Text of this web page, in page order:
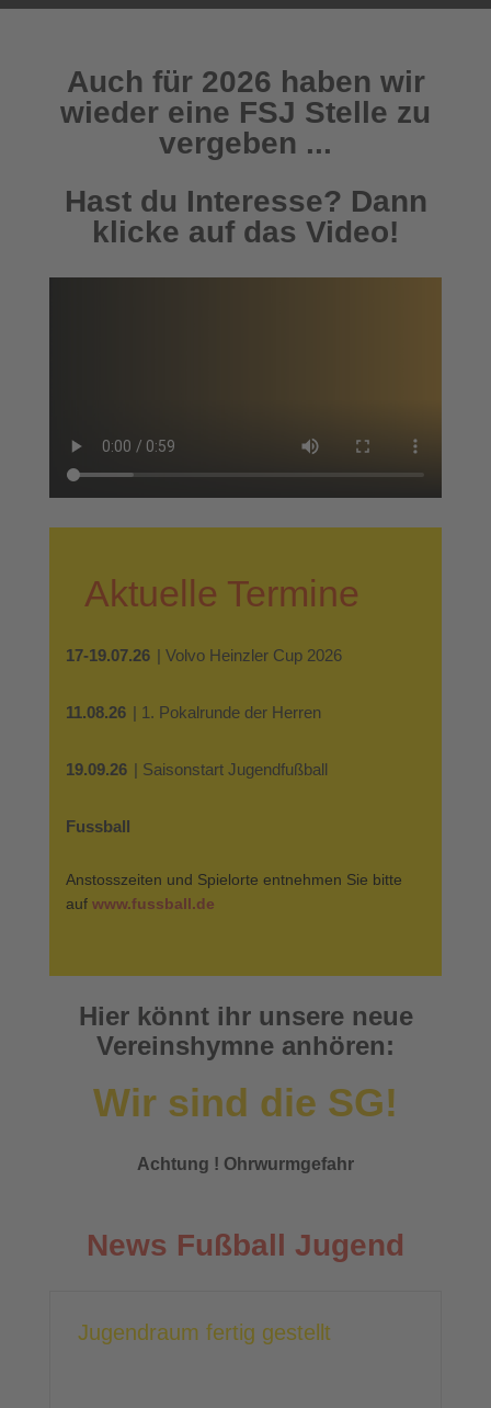
Auch für 2026 haben wir
wieder eine FSJ Stelle zu
vergeben ...
Hast du Interesse? Dann
klicke auf das Video!
Aktuelle Termine
17-19.07.26 | Volvo Heinzler Cup 2026
11.08.26 | 1. Pokalrunde der Herren
19.09.26 | Saisonstart Jugendfußball
Fussball
Anstosszeiten und Spielorte entnehmen Sie bitte
auf www.fussball.de
Hier könnt ihr unsere neue
Vereinshymne anhören:
Wir sind die SG!
Achtung ! Ohrwurmgefahr
News Fußball Jugend
Jugendraum fertig gestellt